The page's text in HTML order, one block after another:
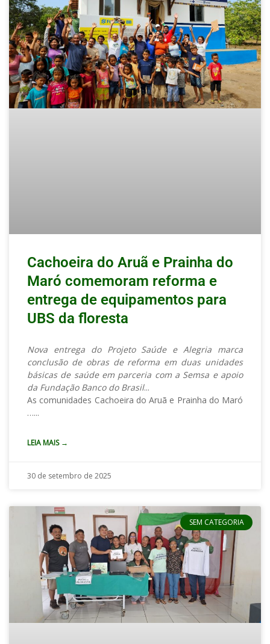
Cachoeira do Aruã e Prainha do
Maró comemoram reforma e
entrega de equipamentos para
UBS da floresta
Nova entrega do Projeto Saúde e Alegria marca
conclusão de obras de reforma em duas unidades
básicas de saúde em parceria com a Semsa e apoio
da Fundação Banco do Brasil
As comunidades Cachoeira do Aruã e Prainha do Maró
…
LEIA MAIS →
30 de setembro de 2025
SEM CATEGORIA